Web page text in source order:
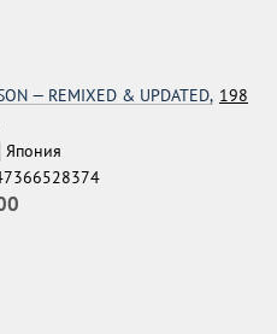
— REMIXED & UPDATED, 1987
Япония